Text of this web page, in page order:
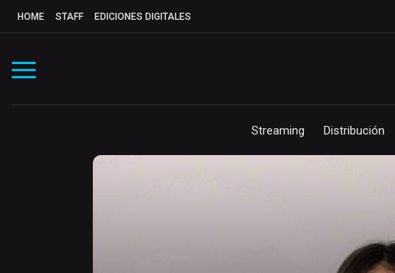
HOME STAFF EDICIONES DIGITALES
Streaming Distribución